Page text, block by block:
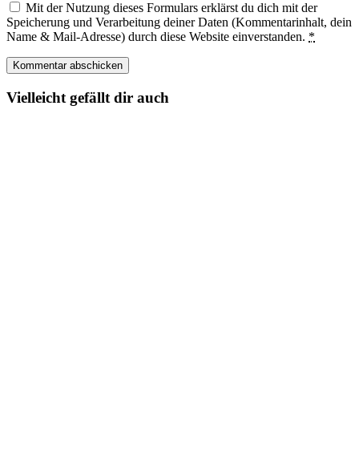
Mit der Nutzung dieses Formulars erklärst du dich mit der
Speicherung und Verarbeitung deiner Daten (Kommentarinhalt, dein
Name & Mail-Adresse) durch diese Website einverstanden. *
Vielleicht gefällt dir auch